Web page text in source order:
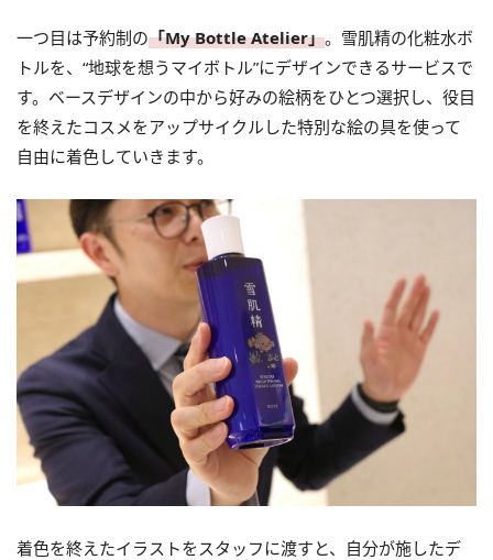
一つ目は予約制の「My Bottle Atelier」。雪肌精の化粧水ボ
トルを、“地球を想うマイボトル”にデザインできるサービスで
す。ベースデザインの中から好みの絵柄をひとつ選択し、役目
を終えたコスメをアップサイクルした特別な絵の具を使って
自由に着色していきます。
着色を終えたイラストをスタッフに渡すと、自分が施したデ